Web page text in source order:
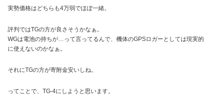
実勢価格はどちらも4万弱でほぼ一緒。
評判ではTGの方が良さそうかなぁ。
WGは電池の持ちが…って言ってるんで、機体のGPSロガーとしては現実的
に使えないのかなぁ。
それにTGの方が寄附金安いしね。
ってことで、TG-4にしようと思います。